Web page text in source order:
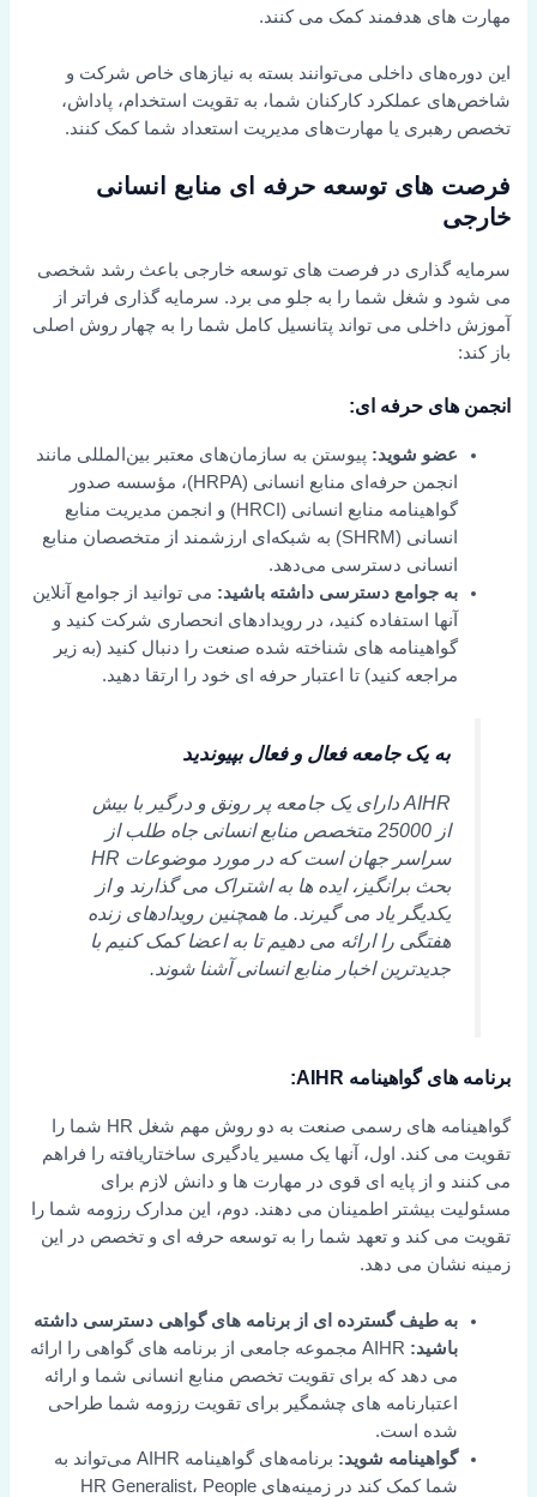
مهارت های هدفمند کمک می کنند.
این دوره‌های داخلی می‌توانند بسته به نیازهای خاص شرکت و
شاخص‌های عملکرد کارکنان شما، به تقویت استخدام، پاداش،
تخصص رهبری یا مهارت‌های مدیریت استعداد شما کمک کنند.
فرصت های توسعه حرفه ای منابع انسانی
خارجی
سرمایه گذاری در فرصت های توسعه خارجی باعث رشد شخصی
می شود و شغل شما را به جلو می برد. سرمایه گذاری فراتر از
آموزش داخلی می تواند پتانسیل کامل شما را به چهار روش اصلی
باز کند:
انجمن های حرفه ای:
عضو شوید:پیوستن به سازمان‌های معتبر بین‌المللی مانند
انجمن حرفه‌ای منابع انسانی (HRPA)، مؤسسه صدور
گواهینامه منابع انسانی (HRCI) و انجمن مدیریت منابع
انسانی (SHRM) به شبکه‌ای ارزشمند از متخصصان منابع
انسانی دسترسی می‌دهد.
به جوامع دسترسی داشته باشید:می توانید از جوامع آنلاین
آنها استفاده کنید، در رویدادهای انحصاری شرکت کنید و
گواهینامه های شناخته شده صنعت را دنبال کنید (به زیر
مراجعه کنید) تا اعتبار حرفه ای خود را ارتقا دهید.
به یک جامعه فعال و فعال بپیوندید
AIHR دارای یک جامعه پر رونق و درگیر با بیش
از 25000 متخصص منابع انسانی جاه طلب از
سراسر جهان است که در مورد موضوعات HR
بحث برانگیز، ایده ها به اشتراک می گذارند و از
یکدیگر یاد می گیرند. ما همچنین رویدادهای زنده
هفتگی را ارائه می دهیم تا به اعضا کمک کنیم با
جدیدترین اخبار منابع انسانی آشنا شوند.
برنامه های گواهینامه AIHR:
گواهینامه های رسمی صنعت به دو روش مهم شغل HR شما را
تقویت می کند. اول، آنها یک مسیر یادگیری ساختاریافته را فراهم
می کنند و از پایه ای قوی در مهارت ها و دانش لازم برای
مسئولیت بیشتر اطمینان می دهند. دوم، این مدارک رزومه شما را
تقویت می کند و تعهد شما را به توسعه حرفه ای و تخصص در این
زمینه نشان می دهد.
به طیف گسترده ای از برنامه های گواهی دسترسی داشته
باشید:
AIHR مجموعه جامعی از برنامه های گواهی را ارائه
می دهد که برای تقویت تخصص منابع انسانی شما و ارائه
اعتبارنامه های چشمگیر برای تقویت رزومه شما طراحی
شده است.
گواهینامه شوید:
برنامه‌های گواهینامه AIHR می‌تواند به
شما کمک کند در زمینه‌های HR Generalist، People